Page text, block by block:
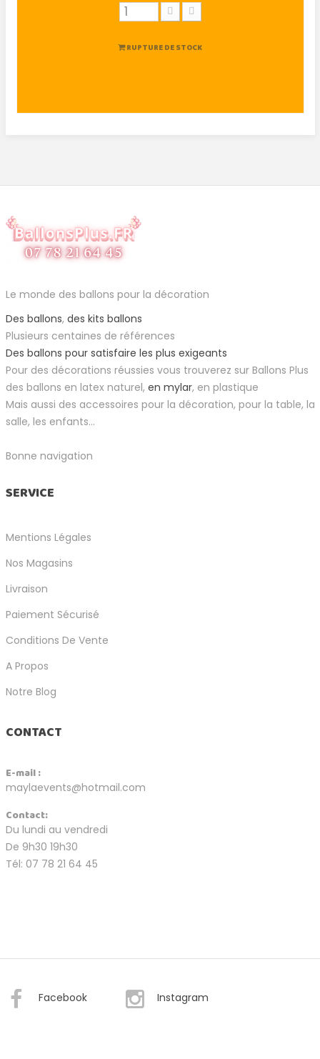
RUPTURE DE STOCK
Le monde des ballons pour la décoration
Des ballons, des kits ballons
Plusieurs centaines de références
Des ballons pour satisfaire les plus exigeants
Pour des décorations réussies vous trouverez sur Ballons Plus
des ballons en latex naturel, en mylar, en plastique
Mais aussi des accessoires pour la décoration, pour la table, la
salle, les enfants...
Bonne navigation
SERVICE
Mentions Légales
Nos Magasins
Livraison
Paiement Sécurisé
Conditions De Vente
A Propos
Notre Blog
CONTACT
E-mail :
maylaevents@hotmail.com
Contact:
Du lundi au vendredi
De 9h30 19h30
Tél: 07 78 21 64 45
Facebook Instagram